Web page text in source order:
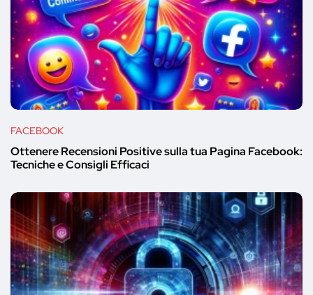
FACEBOOK
Ottenere Recensioni Positive sulla tua Pagina Facebook:
Tecniche e Consigli Efficaci